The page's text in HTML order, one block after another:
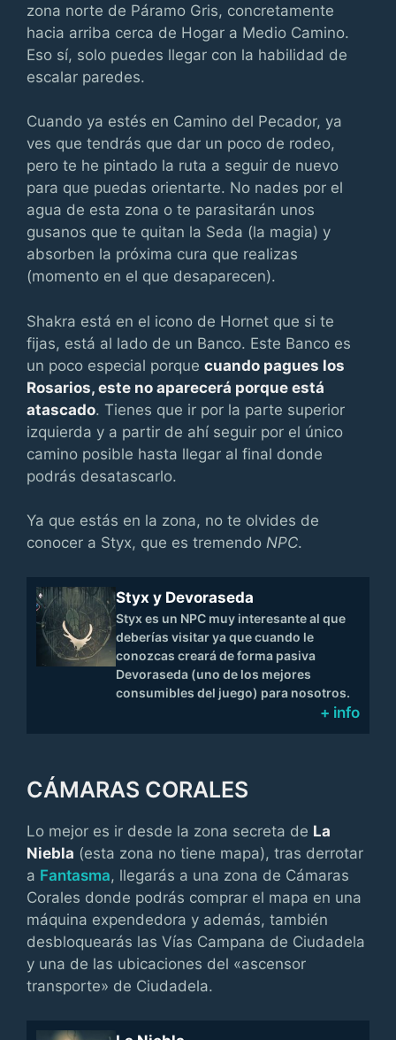
zona norte de Páramo Gris, concretamente
hacia arriba cerca de Hogar a Medio Camino.
Eso sí, solo puedes llegar con la habilidad de
escalar paredes.
Cuando ya estés en Camino del Pecador, ya
ves que tendrás que dar un poco de rodeo,
pero te he pintado la ruta a seguir de nuevo
para que puedas orientarte. No nades por el
agua de esta zona o te parasitarán unos
gusanos que te quitan la Seda (la magia) y
absorben la próxima cura que realizas
(momento en el que desaparecen).
Shakra está en el icono de Hornet que si te
fijas, está al lado de un Banco. Este Banco es
un poco especial porque cuando pagues los
Rosarios, este no aparecerá porque está
atascado. Tienes que ir por la parte superior
izquierda y a partir de ahí seguir por el único
camino posible hasta llegar al final donde
podrás desatascarlo.
Ya que estás en la zona, no te olvides de
conocer a Styx, que es tremendo NPC.
Styx y Devoraseda
Styx es un NPC muy interesante al que
deberías visitar ya que cuando le
conozcas creará de forma pasiva
Devoraseda (uno de los mejores
consumibles del juego) para nosotros.
+ info
CÁMARAS CORALES
Lo mejor es ir desde la zona secreta de La
Niebla (esta zona no tiene mapa), tras derrotar
a Fantasma, llegarás a una zona de Cámaras
Corales donde podrás comprar el mapa en una
máquina expendedora y además, también
desbloquearás las Vías Campana de Ciudadela
y una de las ubicaciones del «ascensor
transporte» de Ciudadela.